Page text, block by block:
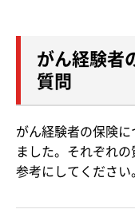
がん経験者
質問
がん経験者の保険
ました。それぞれの
参考にしてください。